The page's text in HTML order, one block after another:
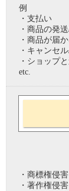
例
・支払い
・商品の発
・商品が届
・キャンセ
・ショップ
etc.
・商標権侵害
・著作権侵害